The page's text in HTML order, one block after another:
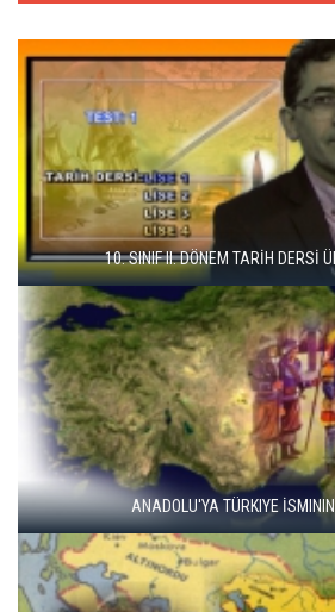
10. SINIF II. DÖNEM TARİH DERSİ
ANADOLU'YA TÜRKIYE